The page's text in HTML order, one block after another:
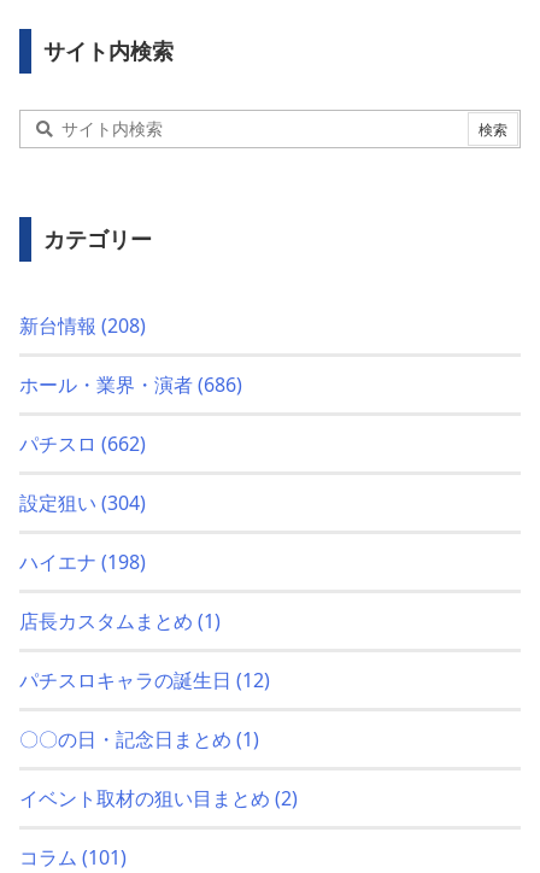
サイト内検索
カテゴリー
新台情報 (208)
ホール・業界・演者(686)
パチスロ (662)
設定狙い (304)
ハイエナ (198)
店長カスタムまとめ (1)
パチスロキャラの誕生日 (12)
〇〇の日・記念日まとめ (1)
イベント取材の狙い目まとめ (2)
コラム (101)